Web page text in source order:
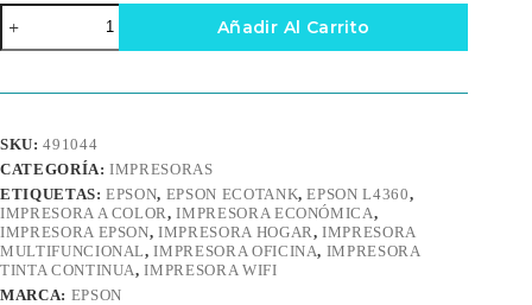
Impresora
Multifuncional
Epson
L4360
Impresión
a
Color,
Escaneo
y
Copia
cantidad
Añadir Al Carrito
SKU:491044
CATEGORÍA:IMPRESORAS
ETIQUETAS:EPSON, EPSON ECOTANK,EPSON L4360,
IMPRESORA A COLOR,IMPRESORA ECONÓMICA,
IMPRESORA EPSON,IMPRESORA HOGAR,IMPRESORA
MULTIFUNCIONAL,IMPRESORA OFICINA, IMPRESORA
TINTA CONTINUA,IMPRESORA WIFI
MARCA: EPSON